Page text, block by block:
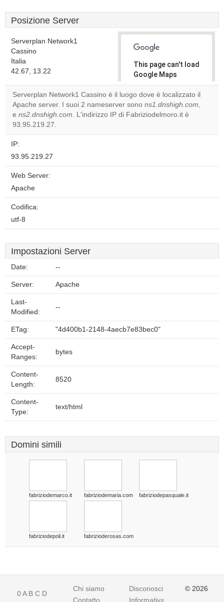
Posizione Server
Serverplan Network1
Cassino
Italia
42.67, 13.22
This page can't load
Google Maps
correctly.
Do you
own this
Serverplan Network1 Cassino è il luogo dove è localizzato il
Apache server. I suoi 2 nameserver sono ns1.dnshigh.com,
e ns2.dnshigh.com. L'indirizzo IP di Fabriziodelmoro.it è
93.95.219.27.
IP:
93.95.219.27
Web Server:
Apache
Codifica:
utf-8
Impostazioni Server
Date: --
Server: Apache
Last-
Modified:
--
ETag: "4d400b1-2148-4aecb7e83bec0"
Accept-
Ranges:
bytes
Content-
Length:
8520
Content-
Type:
text/html
Domini simili
fabriziodemarco.it fabriziodemaria.com fabriziodepasquale.it
fabriziodepoli.it fabrizioderosas.com
0A B C D
Chi siamo
Contatto
Disconoscimento
Informativa
© 2026